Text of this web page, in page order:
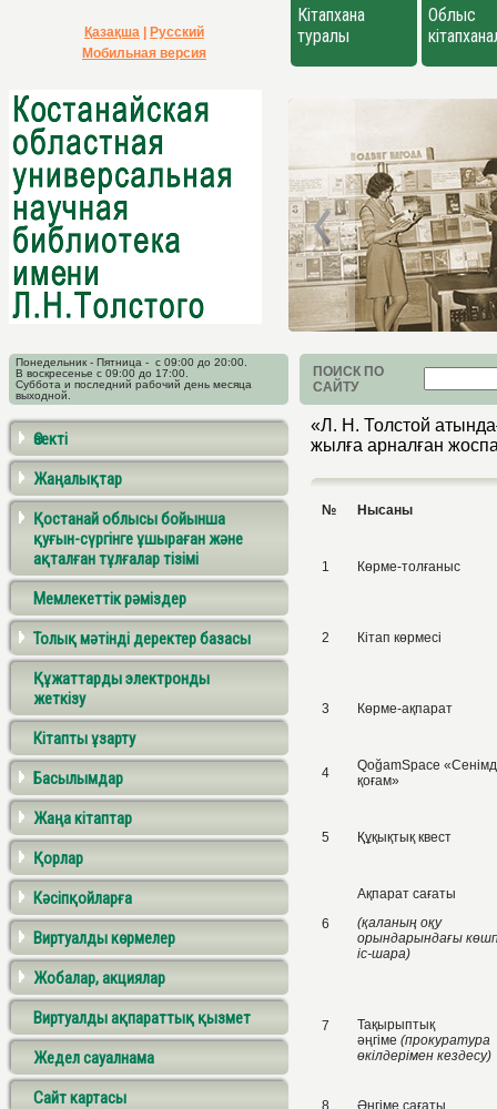
Қазақша
Русский
Мобильная версия
Кітапхана
туралы
Облыс
Понедельник - Пятница - с 09:00 до 20:00.
В воскресенье с 09:00 до 17:00.
Суббота и последний рабочий день месяца
выходной.
ПОИСК ПО
САЙТУ
Өзекті
Жаңалықтар
Қостанай облысы бойынша
қуғын-сүргінге ұшыраған және
ақталған тұлғалар тізімі
Мемлекеттік рәміздер
Толық мәтінді деректер базасы
Құжаттарды электронды
жеткізу
Кітапты ұзарту
Басылымдар
Жаңа кітаптар
Қорлар
Кәсіпқойларға
Виртуалды көрмелер
Жобалар, акциялар
Виртуалды ақпараттық қызмет
Жедел сауалнама
Сайт картасы
«Л. Н. Толстой
жылға арналған
№ Нысаны
1 Көрме-толғаныс
2 Кітап көрмесі
3 Көрме-ақпарат
4
QoğamSpace
қоғам»
5 Құқықтық квест
6
Ақпарат сағаты
(қаланың оқу
орындарындағы
іс-шара)
7
Тақырыптық
әңгіме (прокуратура
өкілдерімен кездесу)
8 Әңгіме сағаты